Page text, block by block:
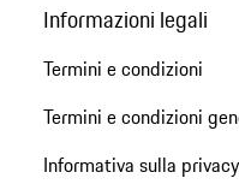
Informazioni legali
Termini e condizioni
Termini e condizioni
Informativa sulla privacy